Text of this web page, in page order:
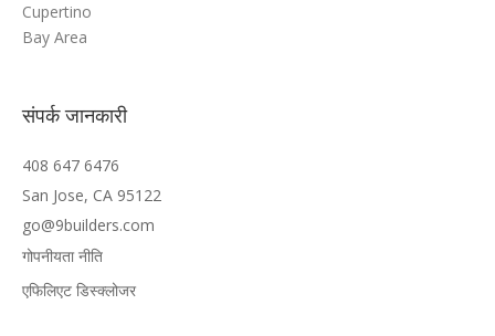
Cupertino
Bay Area
संपर्क जानकारी
408 647 6476
San Jose, CA 95122
go@9builders.com
गोपनीयता नीति
एफिलिएट डिस्क्लोजर